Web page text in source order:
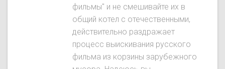
фильмы" и не смешивайте их в
общий котел с отечественными,
действительно раздражает
процесс выискивания русского
фильма из корзины зарубежного